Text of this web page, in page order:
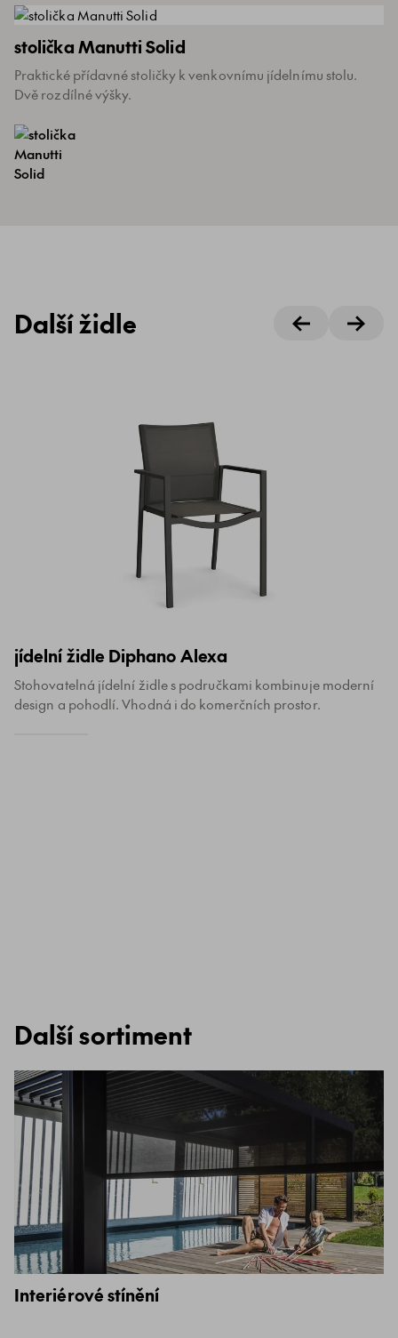
stolička Manutti Solid
Praktické přídavné stoličky k venkovnímu jídelnímu stolu.
Dvě rozdílné výšky.
Další židle
jídelní židle Diphano Alexa
Stohovatelná jídelní židle s područkami kombinuje moderní
design a pohodlí. Vhodná i do komerčních prostor.
Další sortiment
Interiérové stínění